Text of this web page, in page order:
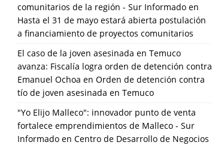
comunitarios de la región - Sur Informadoen
Hasta el 31 de mayo estará abierta postulación
a financiamiento de proyectos comunitarios
El caso de la joven asesinada en Temuco
avanza: Fiscalía logra orden de detención contra
Emanuel Ochoa en Orden de detención contra
tío de joven asesinada en Temuco
"Yo Elijo Malleco": innovador punto de venta
fortalece emprendimientos de Malleco - Sur
Informadoen Centro de Desarrollo de Negocios